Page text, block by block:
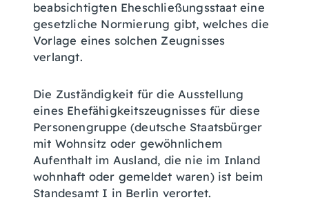
beabsichtigten Eheschließungsstaat eine
gesetzliche Normierung gibt, welches die
Vorlage eines solchen Zeugnisses
verlangt.
Die Zuständigkeit für die Ausstellung
eines Ehefähigkeitszeugnisses für diese
Personengruppe (deutsche Staatsbürger
mit Wohnsitz oder gewöhnlichem
Aufenthalt im Ausland, die nie im Inland
wohnhaft oder gemeldet waren) ist beim
Standesamt I in Berlin verortet.